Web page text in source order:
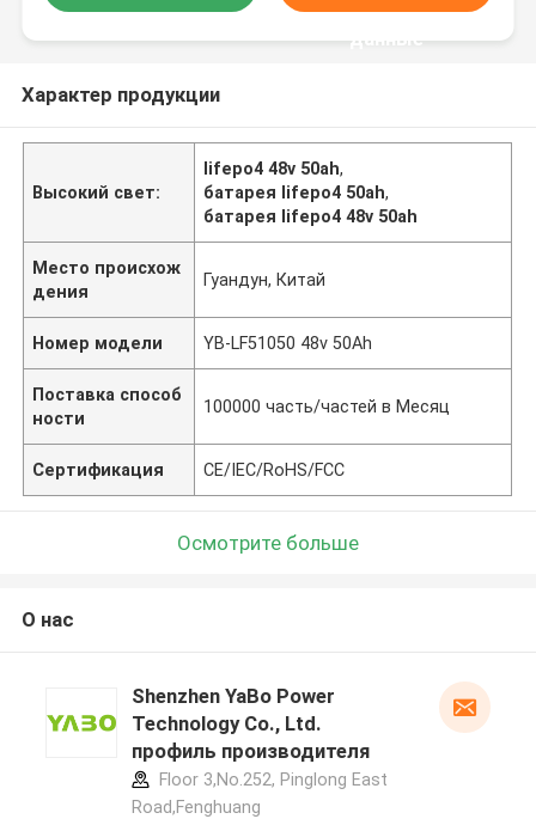
данные
Характер продукции
Высокий свет:
lifepo4 48v 50ah,
батарея lifepo4 50ah,
батарея lifepo4 48v 50ah
Место происхож
дения
Гуандун, Китай
Номер модели YB-LF51050 48v 50Ah
Поставка способ
ности
100000 часть/частей в Месяц
Сертификация CE/IEC/RoHS/FCC
Осмотрите больше
О нас
Shenzhen YaBo Power
Technology Co., Ltd.
профиль производителя
Floor 3,No.252, Pinglong East
Road,Fenghuang